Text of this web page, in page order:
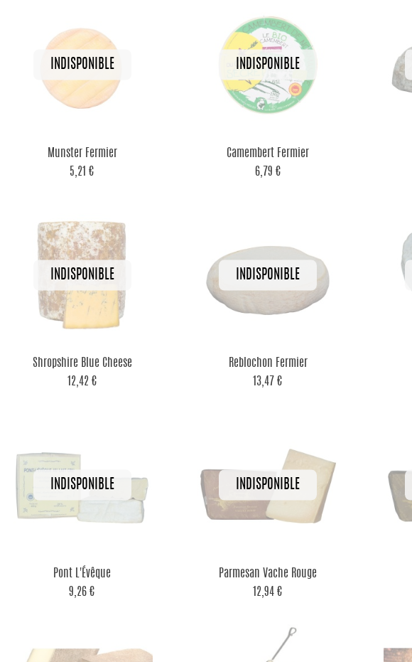
Aperçu rapide
Munster Fermier
5,21 €
Aperçu rapide
Camembert Fermier
6,79 €
Aperçu rapide
Shropshire Blue Cheese
12,42 €
Aperçu rapide
Reblochon Fermier
13,47 €
Aperçu rapide
Pont L'Évêque
9,26 €
Aperçu rapide
Parmesan Vache Rouge
12,94 €